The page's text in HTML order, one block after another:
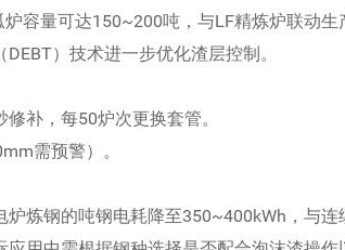
容量可达150~200吨，与LF精炼炉联动生
）技术进一步优化渣层控制。
补，每50炉次更换套管。
需预警）。
炉炼钢的吨钢电耗降至350~400kWh，与